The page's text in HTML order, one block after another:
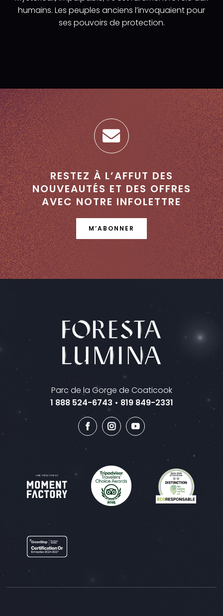
humains. Les peuples anciens lʼinvoquaient pour
ses pouvoirs de protection.
RESTEZ À L’AFFUT DES
NOUVEAUTÉS ET DES OFFRES
AVEC NOTRE INFOLETTRE
M’ABONNER
Parc de la Gorge de Coaticook
1 888 524-6743 • 819 849-2331